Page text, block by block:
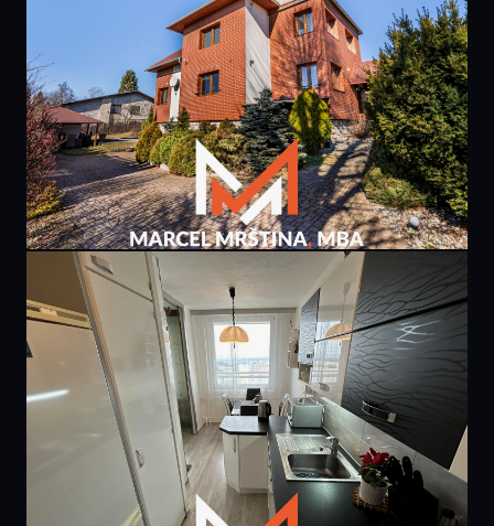
267 m² · Broumov
PRODÁNO
9 400 000 Kč
rodinného domu | Borová u Náchoda
307 m² · Borová